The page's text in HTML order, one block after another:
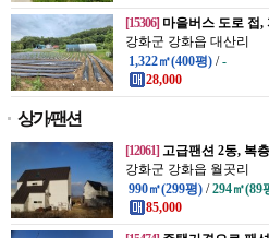
[15306] 마을버스 도로 접,
강화군 강화읍 대산리
1,322㎡(400평) /-
28,000
상가/팬션
[12061] 고급팬션 2동, 복
강화군 강화읍 월곳리
990㎡(299평) /294㎡(89
85,000